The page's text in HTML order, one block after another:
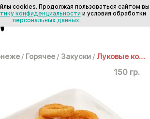
/ Горячее / Закуски / Луковые кольца
150 гр.
cookies. Продолжая пользоваться сайтом вы
конфиденциальности и условия обработки
персональных данных.